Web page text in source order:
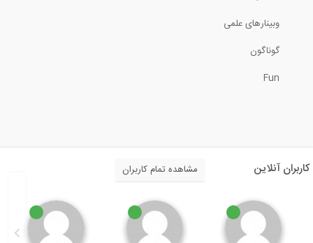
وبینارهای علمی
گوناگون
Fun
کاربران آنلاین مشاهده تمام کاربران